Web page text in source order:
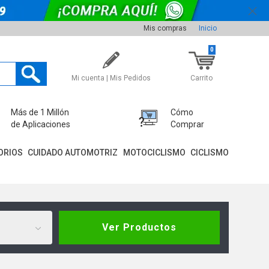
Mis compras Inicio
Mi cuenta | Mis Pedidos Carrito
0
Más de 1 Millón
de Aplicaciones
Cómo
Comprar
CUIDADO AUTOMOTRIZ MOTOCICLISMO CICLISMO
Ver Productos